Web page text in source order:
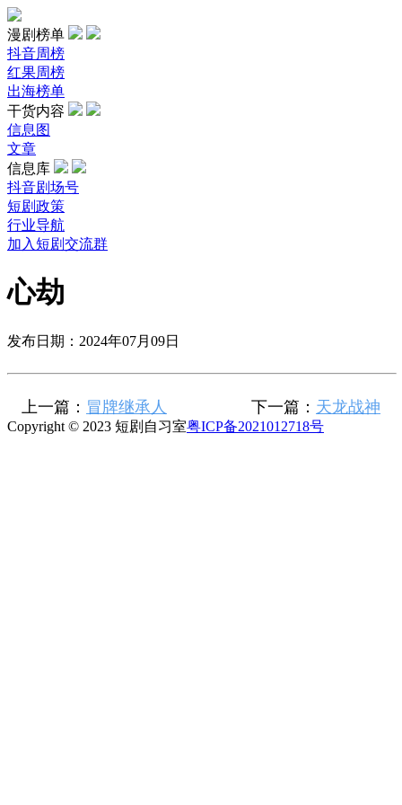
漫剧榜单
抖音周榜
红果周榜
出海榜单
干货内容
信息图
文章
信息库
抖音剧场号
短剧政策
行业导航
加入短剧交流群
心劫
发布日期：2024年07月09日
上一篇： 冒牌继承人 下一篇： 天龙战神
Copyright © 2023 短剧自习室粤ICP备2021012718号